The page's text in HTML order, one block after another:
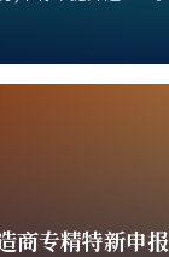
商专精特新申报